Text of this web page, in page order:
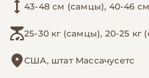
43-48 см (самцы), 40-46
25-30 кг (самцы), 20-25 кг
США, штат Массачусетс